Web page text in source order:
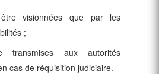
visionnées que par les
;
transmises aux autorités
cas de réquisition judiciaire.